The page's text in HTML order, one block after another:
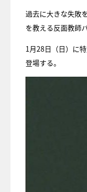
過去に大きな失敗
を教える反面教師
1月28日（日）に
登場する。